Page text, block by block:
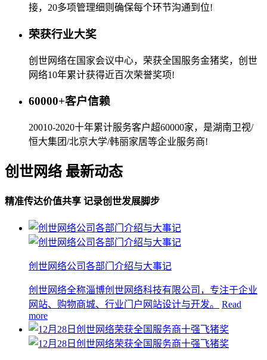
接，20多项管理细则确保每个环节沟通到位!
荣获行业大奖
创世网络在国家会议中心，荣获全国服务金猪奖，创世
网络10年累计获得近百次荣誉奖项!
60000+客户信赖
20010-2020十年累计服务客户超60000家，是湖南卫视/
恒大集团/北京大学/韩丽家居等企业服务商!
创世网络 最新动态
精准传达价值共享 记录创世发展脚步
创世网络公司各部门介绍与大事记
创世网络全称淄博创世网络科技有限公司，专注于企业
网站、购物商城、行业门户网站设计与开发。
Read
more